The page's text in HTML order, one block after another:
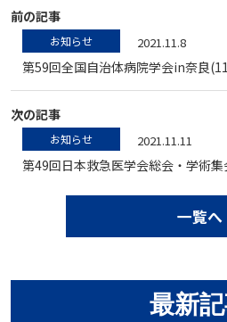
前の記事
お知らせ 2021.11.8
第59回全国自治体病院学会in奈良
次の記事
お知らせ 2021.11.11
第49回日本救急医学会総会・学術
一覧へ
最新